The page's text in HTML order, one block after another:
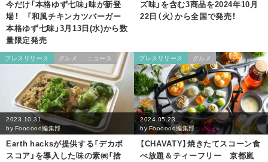
今だけ「本格ゆず七味」味が新登
場！ 「和風チキンカツバーガー
本格ゆず七味」3月13日(水)から数
量限定発売
ズ味」を含む3商品を2024年10月
22日（火）から全国で発売！
プレスリリース グルメ ニュース
2023.10.31
by Foooood編集部
Earth hacksが提供する「デカボ
スコア」を導入した味の素㈱「捨
プレスリリース グルメ
2024.05.23
byFoooood編集部
【CHAVATY】焼きたてスコーン食
べ放題＆ティーフリー 京都嵐